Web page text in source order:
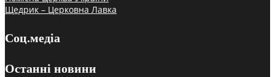
Щедрик – Церковна Лавка
Соц.медіа
Останні новини